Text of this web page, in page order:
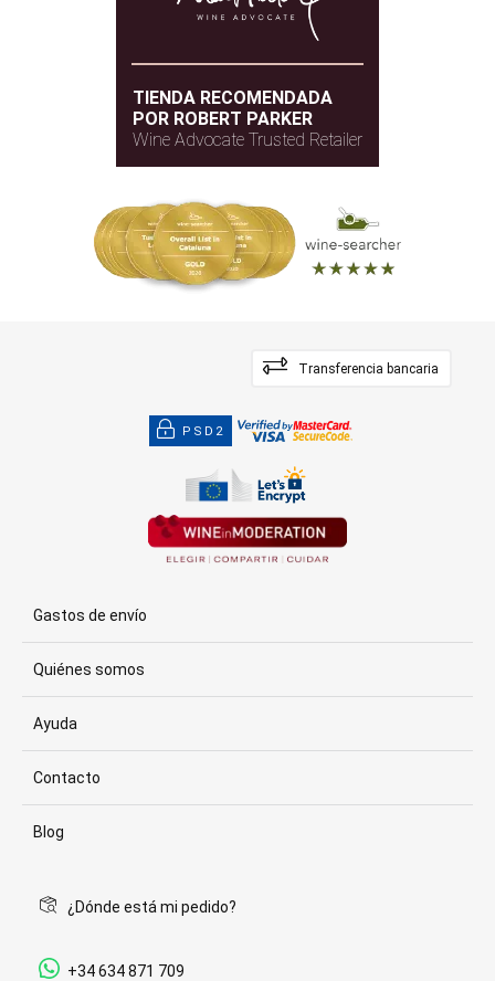
TIENDA RECOMENDADA
POR ROBERT PARKER
Wine Advocate Trusted Retailer
Transferencia bancaria
PSD2
Gastos de envío
Quiénes somos
Ayuda
Contacto
Blog
¿Dónde está mi pedido?
+34 634 871 709